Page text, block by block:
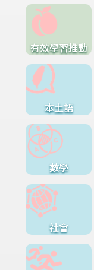
有效學習推動
本土語
數學
社會